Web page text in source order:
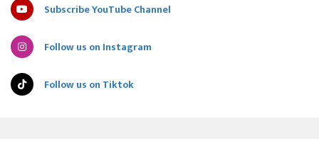
Subscribe YouTube Channel
Follow us on Instagram
Follow us on Tiktok